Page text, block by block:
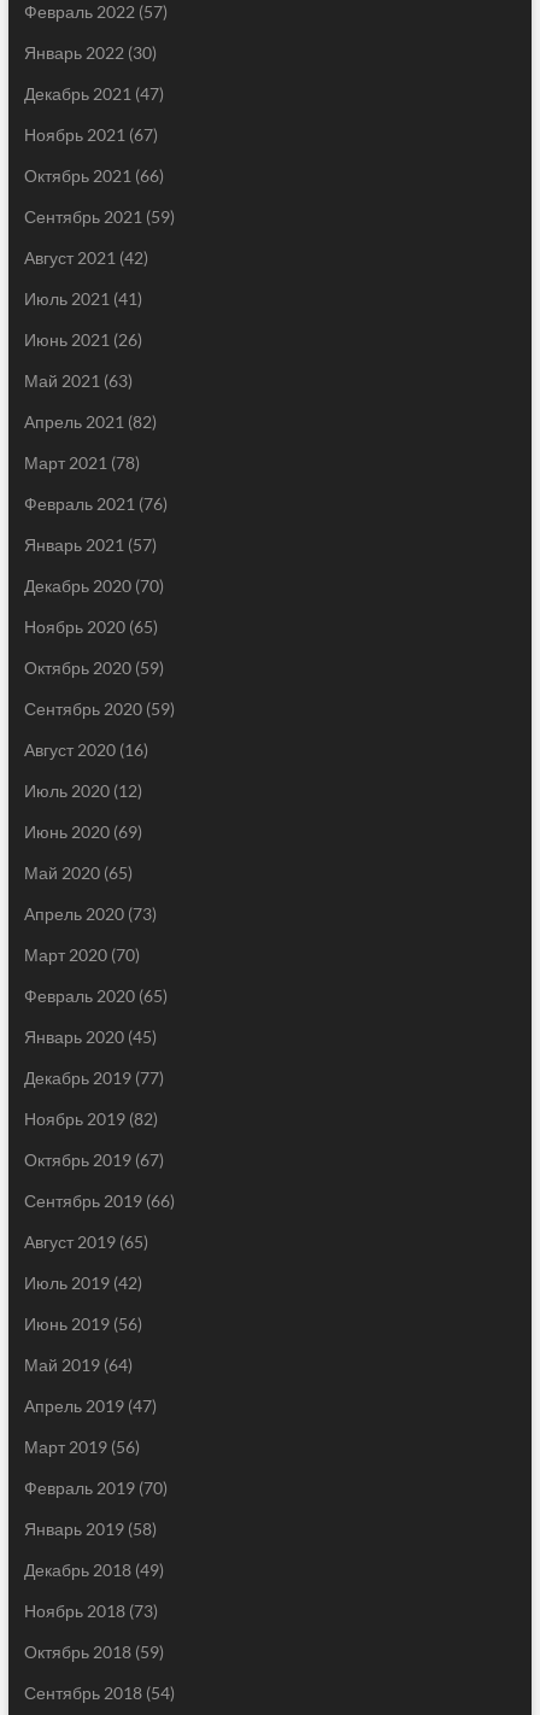
Февраль 2022 (57)
Январь 2022 (30)
Декабрь 2021 (47)
Ноябрь 2021 (67)
Октябрь 2021 (66)
Сентябрь 2021 (59)
Август 2021 (42)
Июль 2021 (41)
Июнь 2021 (26)
Май 2021 (63)
Апрель 2021 (82)
Март 2021 (78)
Февраль 2021 (76)
Январь 2021 (57)
Декабрь 2020(70)
Ноябрь 2020(65)
Октябрь 2020(59)
Сентябрь 2020(59)
Август 2020(16)
Июль 2020(12)
Июнь 2020(69)
Май 2020(65)
Апрель 2020(73)
Март 2020(70)
Февраль 2020(65)
Январь 2020(45)
Декабрь 2019(77)
Ноябрь 2019(82)
Октябрь 2019(67)
Сентябрь 2019(66)
Август 2019(65)
Июль 2019(42)
Июнь 2019(56)
Май 2019(64)
Апрель 2019(47)
Март 2019(56)
Февраль 2019(70)
Январь 2019(58)
Декабрь 2018(49)
Ноябрь 2018(73)
Октябрь 2018(59)
Сентябрь 2018(54)